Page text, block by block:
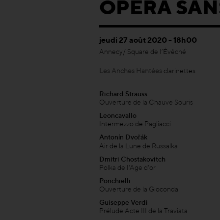
OPÉRA
jeudi 27 août 2020 - 18h00
Annecy/ Square de l’Évêché
Les Anches Hantées clarinettes
Richard Strauss
Ouverture de la Chauve Souris
Leoncavallo
Intermezzo de Pagliacci
Antonín Dvořák
Air de la Lune de Russalka
Dmitri Chostakovitch
Polka de l'Age d'or
Ponchielli
Ouverture de la Gioconda
Guiseppe Verdi
Prélude Acte III de la Traviata